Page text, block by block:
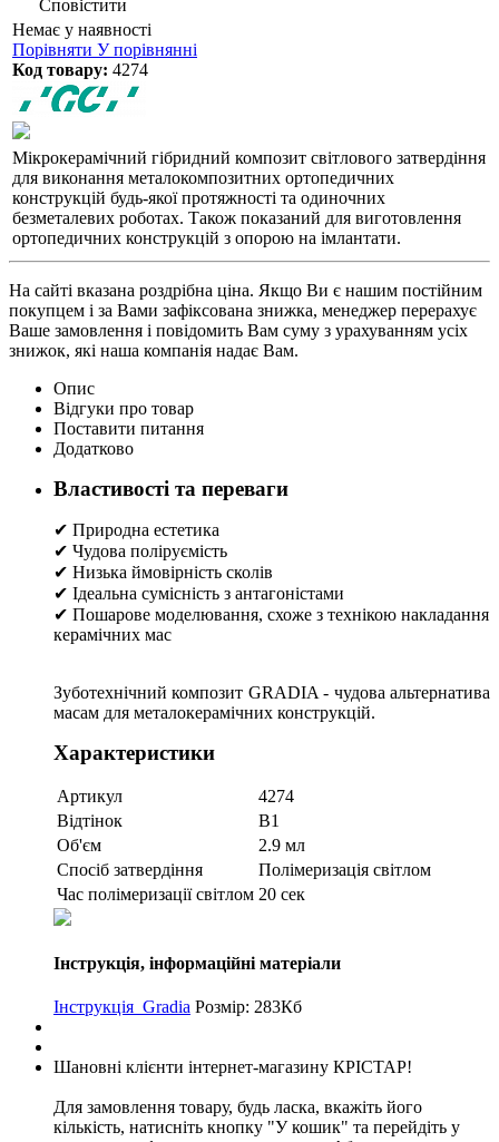
Сповістити
Немає у наявності
Порівняти У порівнянні
Код товару: 4274
Мікрокерамічний гібридний композит світлового затвердіння
для виконання металокомпозитних ортопедичних
конструкцій будь-якої протяжності та одиночних
безметалевих роботах. Також показаний для виготовлення
ортопедичних конструкцій з опорою на імлантати.
На сайті вказана роздрібна ціна. Якщо Ви є нашим постійним
покупцем і за Вами зафіксована знижка, менеджер перерахує
Ваше замовлення і повідомить Вам суму з урахуванням усіх
знижок, які наша компанія надає Вам.
Опис
Відгуки про товар
Поставити питання
Додатково
Властивості та переваги
✔ Природна естетика
✔ Чудова поліруємість
✔ Низька ймовірність сколів
✔ Ідеальна сумісність з антагоністами
✔ Пошарове моделювання, схоже з технікою накладання
керамічних мас
Зуботехнічний композит GRADIA - чудова альтернатива
масам для металокерамічних конструкцій.
Характеристики
Артикул
4274
Відтінок
B1
Об'єм
2.9 мл
Спосіб затвердіння
Полімеризація світлом
Час полімеризації світлом 20 сек
Інструкція, інформаційні матеріали
Інструкція_Gradia Розмір: 283Кб
Шановні клієнти інтернет-магазину КРІСТАР!
Для замовлення товару, будь ласка, вкажіть його
кількість, натисніть кнопку "У кошик" та перейдіть у